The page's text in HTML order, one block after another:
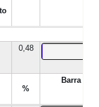
0,48
%
Barra %